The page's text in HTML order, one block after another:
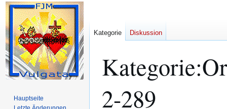
Kategorie:
2-289
Kategorie Diskussion
Hauptseite